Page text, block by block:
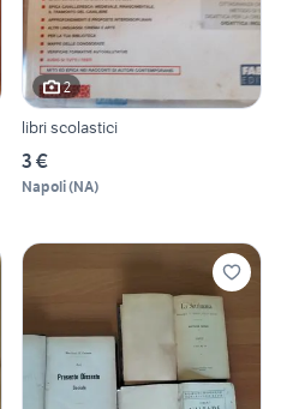
2
libri scolastici
3 €
Napoli(NA)